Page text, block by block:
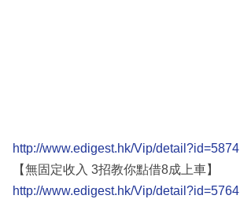
http://www.edigest.hk/Vip/detail?id=5874
【無固定收入 3招教你點借8成上車】
http://www.edigest.hk/Vip/detail?id=5764